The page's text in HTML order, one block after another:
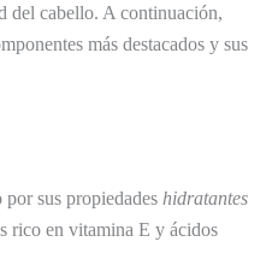
del cabello. A continuación,
más destacados y sus
por sus propiedades hidratantes
rico en vitamina E y ácidos